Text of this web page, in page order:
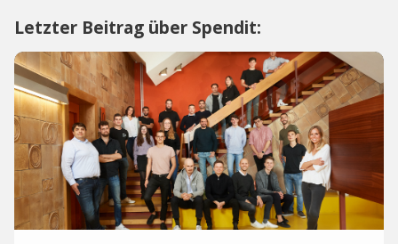
Letzter Beitrag über Spendit: